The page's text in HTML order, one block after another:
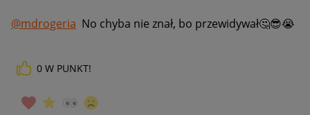
@mdrogeria No chyba nie znał, bo przewidywał🤔😎😭
0 W PUNKT!